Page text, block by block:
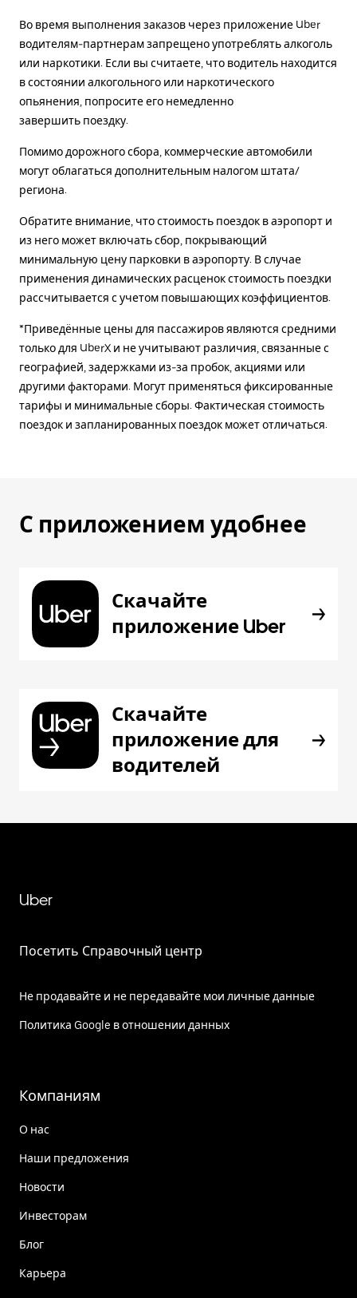
Во время выполнения заказов через приложение Uber
водителям-партнерам запрещено употреблять алкоголь
или наркотики. Если вы считаете, что водитель находится
в состоянии алкогольного или наркотического
опьянения, попросите его немедленно
завершить поездку.
Помимо дорожного сбора, коммерческие автомобили
могут облагаться дополнительным налогом штата/
региона.
Обратите внимание, что стоимость поездок в аэропорт и
из него может включать сбор, покрывающий
минимальную цену парковки в аэропорту. В случае
применения динамических расценок стоимость поездки
рассчитывается с учетом повышающих коэффициентов.
*Приведённые цены для пассажиров являются средними
только для UberX и не учитывают различия, связанные с
географией, задержками из-за пробок, акциями или
другими факторами. Могут применяться фиксированные
тарифы и минимальные сборы. Фактическая стоимость
поездок и запланированных поездок может отличаться.
С приложением удобнее
Скачайте
приложение Uber
Скачайте
приложение для
водителей
Uber
Посетить Справочный центр
Не продавайте и не передавайте мои личные данные
Политика Google в отношении данных
Компаниям
О нас
Наши предложения
Новости
Инвесторам
Блог
Карьера